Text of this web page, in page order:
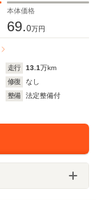
本体価格
69.0万円
走行 13.1万km
修復
なし
整備
法定整備付